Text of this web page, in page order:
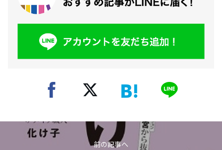
前の記事へ